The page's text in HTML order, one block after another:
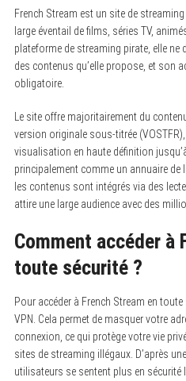
French Stream est un site de
large éventail de films, séries TV,
plateforme de streaming pirate, elle
des contenus qu’elle propose, et son
obligatoire.
Le site offre majoritairement du
version originale sous-titrée
visualisation en haute définition
principalement comme un annuaire de
les contenus sont intégrés via des
attire une large audience avec des
Comment accéder à
toute sécurité ?
Pour accéder à French Stream en
VPN. Cela permet de masquer votre
connexion, ce qui protège votre vie
sites de streaming illégaux. D’après
utilisateurs se sentent plus en